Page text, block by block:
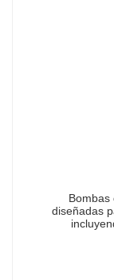
Bombas
diseñadas